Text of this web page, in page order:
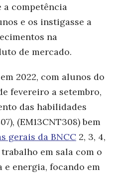
competência
e os instigasse a
na
de mercado.
2022, com alunos do
fevereiro a setembro,
das habilidades
(EM13CNT308) bem
gerais da BNCC 2, 3, 4,
em sala com o
energia, focando em